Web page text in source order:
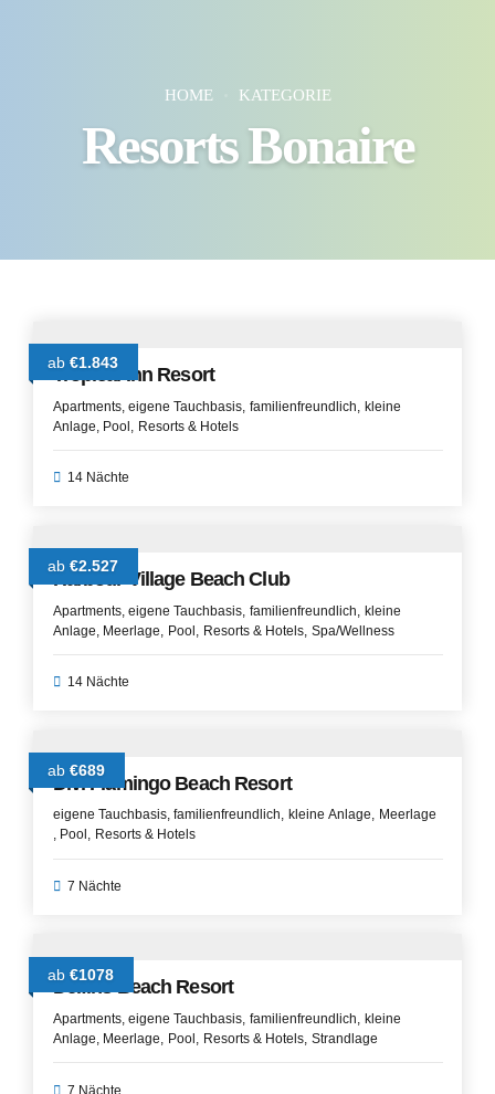
HOME KATEGORIE
Resorts Bonaire
ab €1.843
Tropical Inn Resort
Apartments eigene Tauchbasis familienfreundlich
kleine
Anlage
Pool Resorts & Hotels
14 Nächte
ab €2.527
Harbour Village Beach Club
Apartments eigene Tauchbasis familienfreundlich kleine
Anlage Meerlage Pool Resorts & Hotels Spa/Wellness
14 Nächte
ab €689
Divi Flamingo Beach Resort
eigene Tauchbasis familienfreundlich kleine Anlage
Meerlage
Pool
Resorts & Hotels
7 Nächte
ab €1078
Delfins Beach Resort
Apartments eigene Tauchbasis familienfreundlich
kleine
Anlage
Meerlage Pool Resorts & Hotels Strandlage
7 Nächte